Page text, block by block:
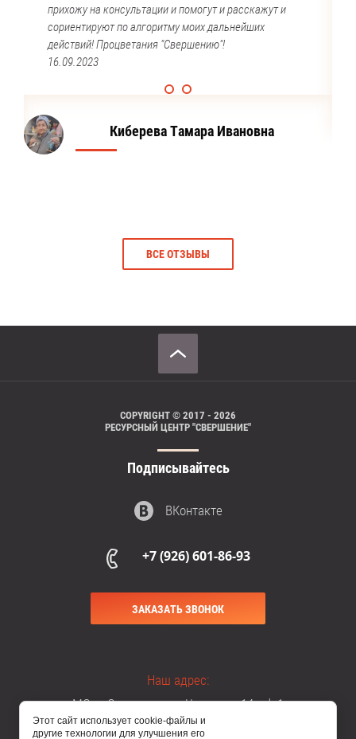
прихожу на консультации и помогут и расскажут и
сориентируют по алгоритму моих дальнейших
действий! Процветания "Свершению"!
16.09.2023
Киберева Тамара Ивановна
ВСЕ ОТЗЫВЫ
COPYRIGHT © 2017 - 2026
РЕСУРСНЫЙ ЦЕНТР "СВЕРШЕНИЕ"
Подписывайтесь
ВКонтакте
+7 (926) 601-86-93
ЗАКАЗАТЬ ЗВОНОК
Наш адрес:
МО, г. Одинцово, ул. Чикина, д.14, оф.1
Этот сайт использует cookie-файлы и
другие технологии для улучшения его